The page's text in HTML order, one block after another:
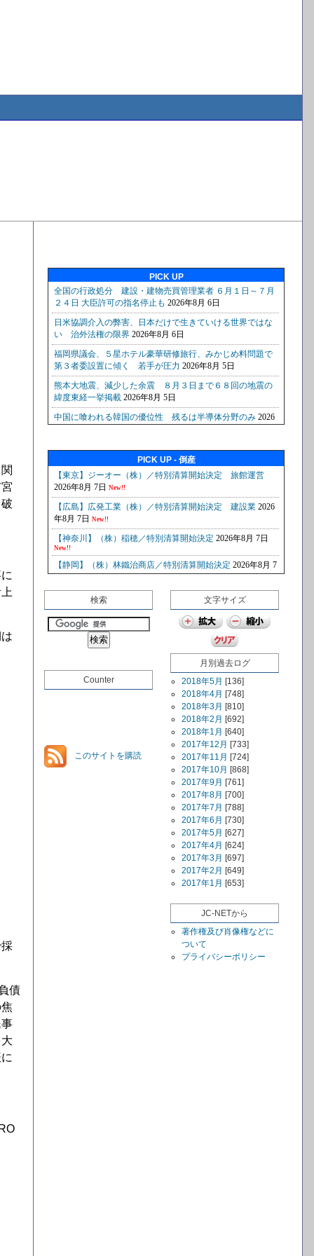
債
PICK UP
PICK UP - 倒産
検索
Counter
このサイトを購読
文字サイズ
月別過去ログ
2018年5月 [136]
2018年4月 [748]
2018年3月 [810]
2018年2月 [692]
2018年1月 [640]
2017年12月 [733]
2017年11月 [724]
2017年10月 [868]
2017年9月 [761]
2017年8月 [700]
2017年7月 [788]
2017年6月 [730]
2017年5月 [627]
2017年4月 [624]
2017年3月 [697]
2017年2月 [649]
2017年1月 [653]
JC-NETから
著作権及び肖像権などに
ついて
プライバシーポリシー